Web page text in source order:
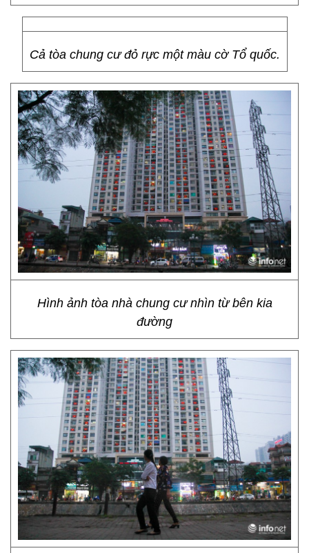
Cả tòa chung cư đỏ rực một màu cờ Tổ quốc.
Hình ảnh tòa nhà chung cư nhìn từ bên kia
đường